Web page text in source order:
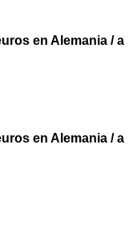
en Alemania / a
en Alemania / a